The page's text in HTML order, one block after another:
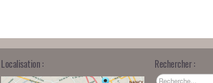
Localisation : Rechercher :